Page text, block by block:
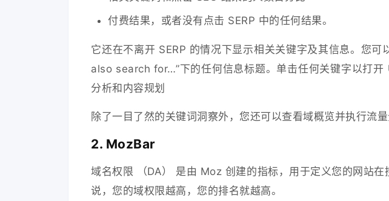
付费结果，或者没有点击 SERP 中的任何结果。
它还在不离开 SERP 的情况下显示相关关键字及其信息。您可
also search for…”下的任何信息标题。单击任何关键字以打
分析和内容规划
除了一目了然的关键词洞察外，您还可以查看域概览并执行流
2. MozBar
域名权限 （DA） 是由 Moz 创建的指标，用于定义您的网站
说，您的域权限越高，您的排名就越高。